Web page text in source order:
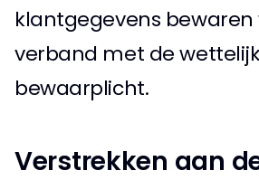
klantgegevens bewaren
verband met de
bewaarplicht.
Verstrekken aan